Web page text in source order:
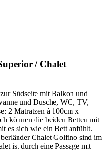
/ Chalet
Südseite mit Balkon und
und Dusche, WC, TV,
2 Matratzen à 100cm x
können die beiden Betten mit
es sich wie ein Bett anfühlt.
Chalet Golfino sind im
ist durch eine Passage mit